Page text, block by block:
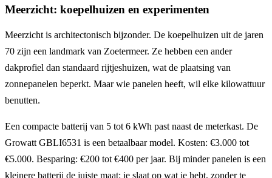
Meerzicht: koepelhuizen en experimenten
Meerzicht is architectonisch bijzonder. De koepelhuizen uit de jaren
70 zijn een landmark van Zoetermeer. Ze hebben een ander
dakprofiel dan standaard rijtjeshuizen, wat de plaatsing van
zonnepanelen beperkt. Maar wie panelen heeft, wil elke kilowattuur
benutten.
Een compacte batterij van 5 tot 6 kWh past naast de meterkast. De
Growatt GBLI6531 is een betaalbaar model. Kosten: €3.000 tot
€5.000. Besparing: €200 tot €400 per jaar. Bij minder panelen is een
kleinere batterij de juiste maat: je slaat op wat je hebt, zonder te